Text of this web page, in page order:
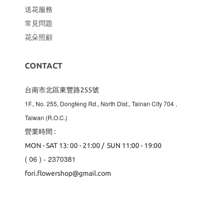
送花服務
常見問題
花朵照顧
CONTACT
台南市北區東豐路255號
1F., No. 255, Dongfeng Rd., North Dist., Tainan City 704 ,
Taiwan (R.O.C.)
營業時間 :
MON - SAT 13: 00 - 21:00 / SUN 11:00 - 19:00
( 06 ) - 2370381
fori.flowershop@gmail.com